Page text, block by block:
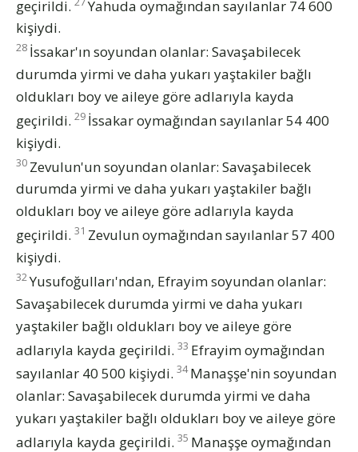
geçirildi.
Yahuda oymağından sayılanlar 74 600
kişiydi.
28 İssakar'ın soyundan olanlar: Savaşabilecek
durumda yirmi ve daha yukarı yaştakiler bağlı
oldukları boy ve aileye göre adlarıyla kayda
geçirildi. 29 İssakar oymağından sayılanlar 54 400
kişiydi.
30 Zevulun'un soyundan olanlar: Savaşabilecek
durumda yirmi ve daha yukarı yaştakiler bağlı
oldukları boy ve aileye göre adlarıyla kayda
geçirildi. 31 Zevulun oymağından sayılanlar 57 400
kişiydi.
32Yusufoğulları'ndan, Efrayim soyundan olanlar:
Savaşabilecek durumda yirmi ve daha yukarı
yaştakiler bağlı oldukları boy ve aileye göre
adlarıyla kayda geçirildi. 33 Efrayim oymağından
sayılanlar 40 500 kişiydi. 34 Manaşşe'nin soyundan
olanlar: Savaşabilecek durumda yirmi ve daha
yukarı yaştakiler bağlı oldukları boy ve aileye göre
adlarıyla kayda geçirildi. 35 Manaşşe oymağından